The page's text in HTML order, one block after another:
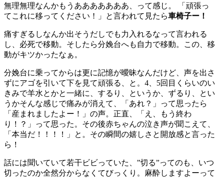
無理無理なんかもうあああああああ、って感じ。 「頑張っ
てこれに移ってください！」と言われて見たら車椅子ー！
痛すぎるしなんか出そうだしでも力入れるなって言われる
し、必死で移動。そしたら分娩台へも自力で移動。この、移
動がキツかったなぁ。
分娩台に乗ってからは更に記憶が曖昧なんだけど、声を出さ
ずにアゴを引いて下を見て頑張る、と。4、5回目くらいのい
きみで羊水とかと一緒に、するり、というか、ずるり、とい
うかそんな感じで痛みが消えて、「あれ？」って思ったら
「産まれましたよー！」の声。正直、「え、もう終わ
り！？」って思った。その後赤ちゃんの泣き声が聞こえて、
「本当だ！！！！」と。その瞬間の嬉しさと開放感と言った
ら！
話には聞いていて若干ビビっていた、”切る”ってのも、いつ
切ったのか全然分からなくてびっくり。麻酔しますよーって